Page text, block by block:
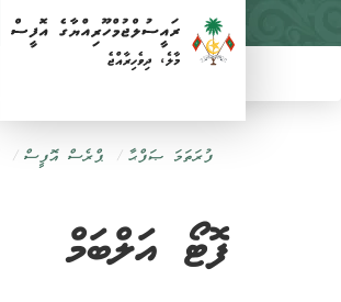
ފުރަތަމަ ޞަފްޙާ ޕްރެސް އޮފީސް
ފޮޓޯ އަލްބަމް